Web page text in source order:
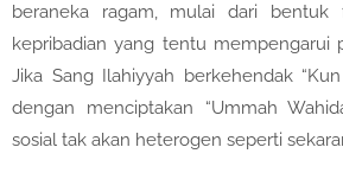
beraneka ragam, mulai dari bentuk
kepribadian yang tentu mempengarui
Jika Sang Ilahiyyah berkehendak
dengan menciptakan “Ummah
sosial tak akan heterogen seperti